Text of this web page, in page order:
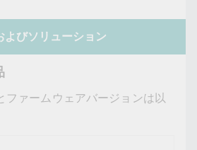
よびソリューション
ファームウェアバージョンは以